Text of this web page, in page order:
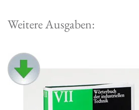
Weitere Ausgaben: